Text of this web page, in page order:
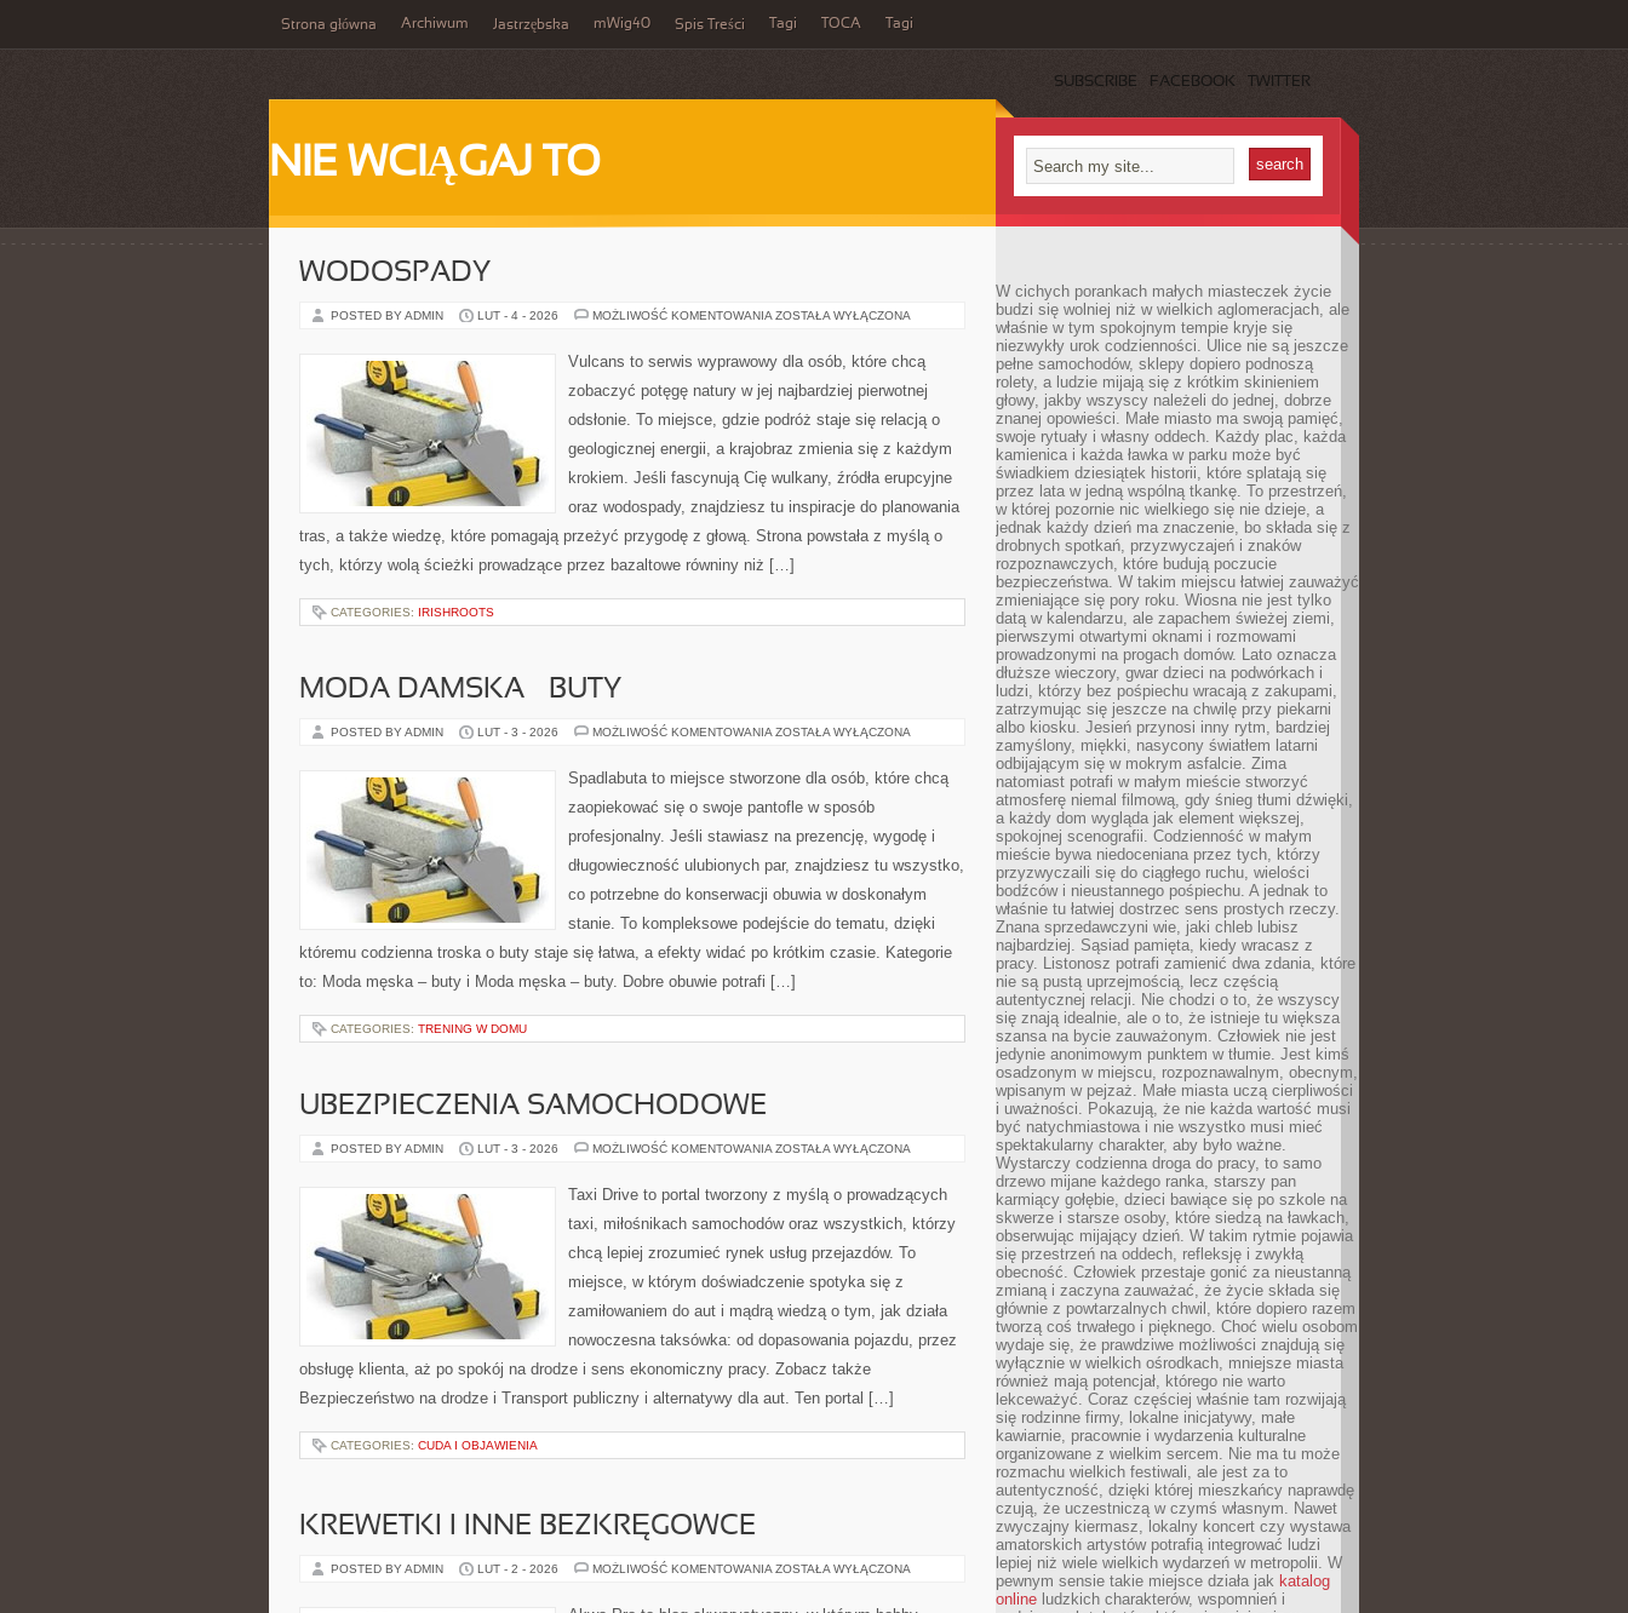
Strona główna Archiwum Jastrzębska mWig40 Spis Treści Tagi TOCA Tagi
SUBSCRIBE FACEBOOK TWITTER
NIE WCIĄGAJ TO
WODOSPADY
POSTED BY ADMIN LUT - 4 - 2026 MOŻLIWOŚĆ KOMENTOWANIA WODOSPADY
ZOSTAŁA WYŁĄCZONA
Vulcans to serwis wyprawowy dla osób, które chcą
zobaczyć potęgę natury w jej najbardziej pierwotnej
odsłonie. To miejsce, gdzie podróż staje się relacją o
geologicznej energii, a krajobraz zmienia się z każdym
krokiem. Jeśli fascynują Cię wulkany, źródła erupcyjne
oraz wodospady, znajdziesz tu inspiracje do planowania
tras, a także wiedzę, które pomagają przeżyć przygodę z głową. Strona powstała z myślą o
tych, którzy wolą ścieżki prowadzące przez bazaltowe równiny niż […]
CATEGORIES: IRISHROOTS
MODA DAMSKA – BUTY
POSTED BY ADMIN LUT - 3 - 2026 MOŻLIWOŚĆ KOMENTOWANIA MODA
ZOSTAŁA WYŁĄCZONA
Spadlabuta to miejsce stworzone dla osób, które chcą
zaopiekować się o swoje pantofle w sposób
profesjonalny. Jeśli stawiasz na prezencję, wygodę i
długowieczność ulubionych par, znajdziesz tu wszystko,
co potrzebne do konserwacji obuwia w doskonałym
stanie. To kompleksowe podejście do tematu, dzięki
któremu codzienna troska o buty staje się łatwa, a efekty widać po krótkim czasie. Kategorie
to: Moda męska – buty i Moda męska – buty. Dobre obuwie potrafi […]
CATEGORIES: TRENING W DOMU
UBEZPIECZENIA SAMOCHODOWE
POSTED BY ADMIN LUT - 3 - 2026 MOŻLIWOŚĆ KOMENTOWANIA UBEZPIECZENIA
ZOSTAŁA WYŁĄCZONA
Taxi Drive to portal tworzony z myślą o prowadzących
taxi, miłośnikach samochodów oraz wszystkich, którzy
chcą lepiej zrozumieć rynek usług przejazdów. To
miejsce, w którym doświadczenie spotyka się z
zamiłowaniem do aut i mądrą wiedzą o tym, jak działa
nowoczesna taksówka: od dopasowania pojazdu, przez
obsługę klienta, aż po spokój na drodze i sens ekonomiczny pracy. Zobacz także
Bezpieczeństwo na drodze i Transport publiczny i alternatywy dla aut. Ten portal […]
CATEGORIES: CUDA I OBJAWIENIA
KREWETKI I INNE BEZKRĘGOWCE
POSTED BY ADMIN LUT - 2 - 2026 MOŻLIWOŚĆ KOMENTOWANIA KREWETKI
BEZKRĘGOWCE
ZOSTAŁA WYŁĄCZONA
W cichych porankach małych miasteczek życie
budzi się wolniej niż w wielkich aglomeracjach, ale
właśnie w tym spokojnym tempie kryje się
niezwykły urok codzienności. Ulice nie są jeszcze
pełne samochodów, sklepy dopiero podnoszą
rolety, a ludzie mijają się z krótkim skinieniem
głowy, jakby wszyscy należeli do jednej, dobrze
znanej opowieści. Małe miasto ma swoją pamięć,
swoje rytuały i własny oddech. Każdy plac, każda
kamienica i każda ławka w parku może być
świadkiem dziesiątek historii, które splatają się
przez lata w jedną wspólną tkankę. To przestrzeń,
w której pozornie nic wielkiego się nie dzieje, a
jednak każdy dzień ma znaczenie, bo składa się z
drobnych spotkań, przyzwyczajeń i znaków
rozpoznawczych, które budują poczucie
bezpieczeństwa. W takim miejscu łatwiej zauważyć
zmieniające się pory roku. Wiosna nie jest tylko
datą w kalendarzu, ale zapachem świeżej ziemi,
pierwszymi otwartymi oknami i rozmowami
prowadzonymi na progach domów. Lato oznacza
dłuższe wieczory, gwar dzieci na podwórkach i
ludzi, którzy bez pośpiechu wracają z zakupami,
zatrzymując się jeszcze na chwilę przy piekarni
albo kiosku. Jesień przynosi inny rytm, bardziej
zamyślony, miękki, nasycony światłem latarni
odbijającym się w mokrym asfalcie. Zima
natomiast potrafi w małym mieście stworzyć
atmosferę niemal filmową, gdy śnieg tłumi dźwięki,
a każdy dom wygląda jak element większej,
spokojnej scenografii. Codzienność w małym
mieście bywa niedoceniana przez tych, którzy
przyzwyczaili się do ciągłego ruchu, wielości
bodźców i nieustannego pośpiechu. A jednak to
właśnie tu łatwiej dostrzec sens prostych rzeczy.
Znana sprzedawczyni wie, jaki chleb lubisz
najbardziej. Sąsiad pamięta, kiedy wracasz z
pracy. Listonosz potrafi zamienić dwa zdania, które
nie są pustą uprzejmością, lecz częścią
autentycznej relacji. Nie chodzi o to, że wszyscy
się znają idealnie, ale o to, że istnieje tu większa
szansa na bycie zauważonym. Człowiek nie jest
jedynie anonimowym punktem w tłumie. Jest kimś
osadzonym w miejscu, rozpoznawalnym, obecnym,
wpisanym w pejzaż. Małe miasta uczą cierpliwości
i uważności. Pokazują, że nie każda wartość musi
być natychmiastowa i nie wszystko musi mieć
spektakularny charakter, aby było ważne.
Wystarczy codzienna droga do pracy, to samo
drzewo mijane każdego ranka, starszy pan
karmiący gołębie, dzieci bawiące się po szkole na
skwerze i starsze osoby, które siedzą na ławkach,
obserwując mijający dzień. W takim rytmie pojawia
się przestrzeń na oddech, refleksję i zwykłą
obecność. Człowiek przestaje gonić za nieustanną
zmianą i zaczyna zauważać, że życie składa się
głównie z powtarzalnych chwil, które dopiero razem
tworzą coś trwałego i pięknego. Choć wielu osobom
wydaje się, że prawdziwe możliwości znajdują się
wyłącznie w wielkich ośrodkach, mniejsze miasta
również mają potencjał, którego nie warto
lekceważyć. Coraz częściej właśnie tam rozwijają
się rodzinne firmy, lokalne inicjatywy, małe
kawiarnie, pracownie i wydarzenia kulturalne
organizowane z wielkim sercem. Nie ma tu może
rozmachu wielkich festiwali, ale jest za to
autentyczność, dzięki której mieszkańcy naprawdę
czują, że uczestniczą w czymś własnym. Nawet
zwyczajny kiermasz, lokalny koncert czy wystawa
amatorskich artystów potrafią integrować ludzi
lepiej niż wiele wielkich wydarzeń w metropolii. W
pewnym sensie takie miejsce działa jak katalog
online ludzkich charakterów, wspomnień i